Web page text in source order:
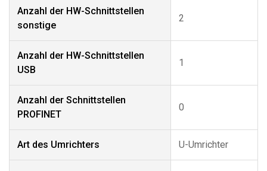
Anzahl der HW-Schnittstellen
sonstige
2
Anzahl der HW-Schnittstellen
USB
1
Anzahl der Schnittstellen
PROFINET
0
Art des Umrichters U-Umrichter